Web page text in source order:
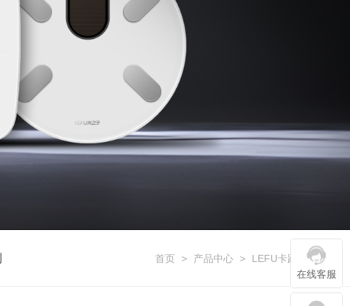
在线客服
首页 > 产品中心 > LEFU卡路里系列